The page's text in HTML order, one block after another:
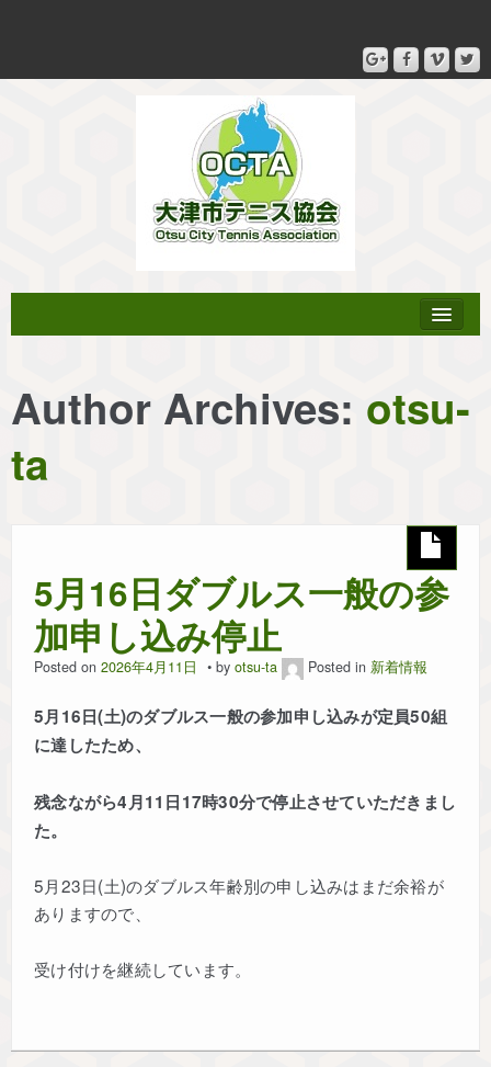
リンク
個人情報保護について
今年度の試合情報
過去大会結果～2024～
過去大会結果～2025～
過去大会結果 ～2022～
Author Archives: otsu-
ta
5月16日ダブルス一般の参
加申し込み停止
Posted on 2026年4月11日 by otsu-ta Posted in 新着情報
5月16日(土)のダブルス一般の参加申し込みが定員50組
に達したため、
残念ながら4月11日17時30分で停止させていただきまし
た。
5月23日(土)のダブルス年齢別の申し込みはまだ余裕が
ありますので、
受け付けを継続しています。